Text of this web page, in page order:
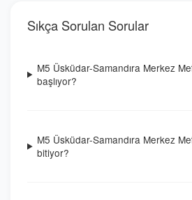
Sıkça Sorulan Sorular
M5 Üsküdar-Samandıra Merkez
başlıyor?
M5 Üsküdar-Samandıra Merkez
bitiyor?